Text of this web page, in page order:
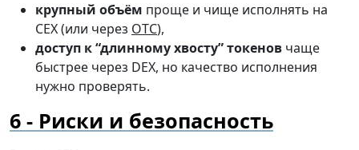
крупный объём проще и чище исполнять на
CEX (или через OTC),
доступ к “длинному хвосту” токенов чаще
быстрее через DEX, но качество исполнения
нужно проверять.
Риски и безопасность